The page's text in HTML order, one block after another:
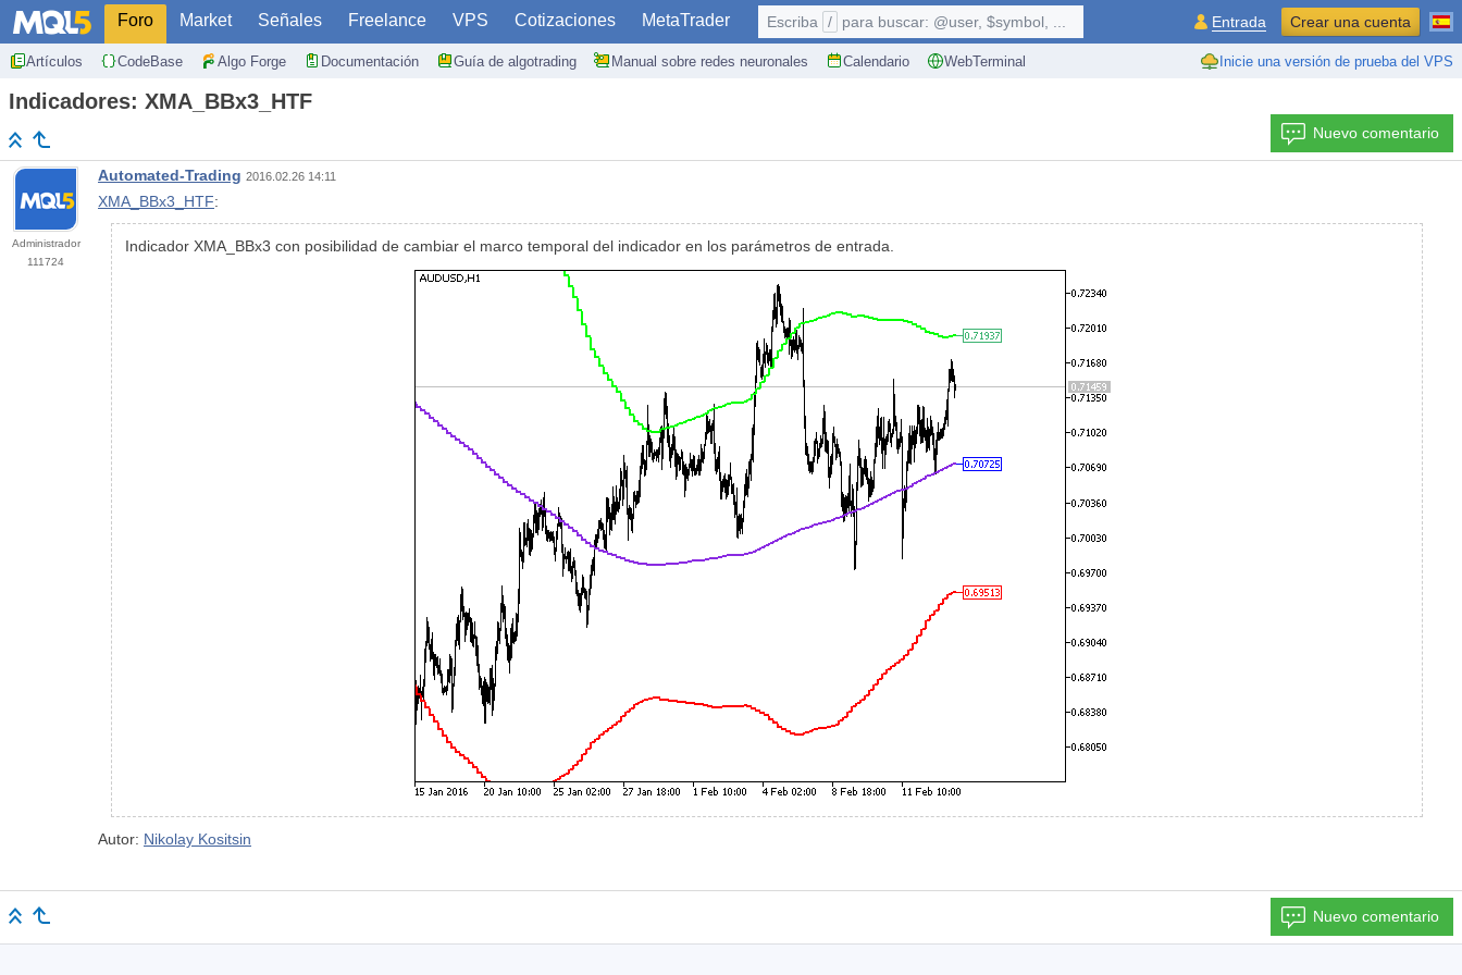
Foro Market Señales Freelance VPS Cotizaciones MetaTrader
Artículos CodeBase Algo Forge Documentación Guía de algotrading Manual sobre redes neuronales Calendario WebTerminal Inicie una versión de prueba del VPS
Escriba / para buscar: @user, $symbol, ... Entrada Crear una cuenta
Indicadores: XMA_BBx3_HTF
Nuevo comentario
Administrador
111724
Automated-Trading 2016.02.26 14:11
XMA_BBx3_HTF:
Indicador XMA_BBx3 con posibilidad de cambiar el marco temporal del indicador en los parámetros de entrada.
Autor: Nikolay Kositsin
Nuevo comentario